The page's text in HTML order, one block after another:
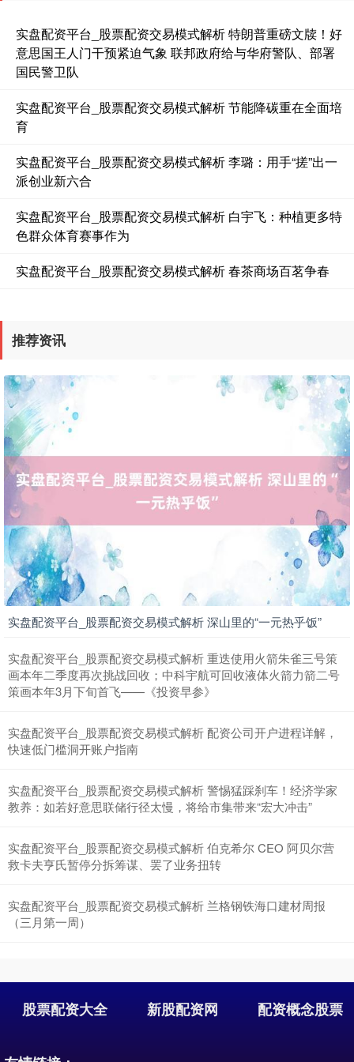
实盘配资平台_股票配资交易模式解析 特朗普重磅文牍！好
意思国王人门干预紧迫气象 联邦政府给与华府警队、部署
国民警卫队
实盘配资平台_股票配资交易模式解析 节能降碳重在全面培
育
实盘配资平台_股票配资交易模式解析 李璐：用手“搓”出一
派创业新六合
实盘配资平台_股票配资交易模式解析 白宇飞：种植更多特
色群众体育赛事作为
实盘配资平台_股票配资交易模式解析 春茶商场百茗争春
推荐资讯
实盘配资平台_股票配资交易模式解析 深山里的“一元热乎饭”
实盘配资平台_股票配资交易模式解析 重迭使用火箭朱雀三号策
画本年二季度再次挑战回收；中科宇航可回收液体火箭力箭二号
策画本年3月下旬首飞——《投资早参》
实盘配资平台_股票配资交易模式解析 配资公司开户进程详解，
快速低门槛洞开账户指南
实盘配资平台_股票配资交易模式解析 警惕猛踩刹车！经济学家
教养：如若好意思联储行径太慢，将给市集带来“宏大冲击”
实盘配资平台_股票配资交易模式解析 伯克希尔 CEO 阿贝尔营
救卡夫亨氏暂停分拆筹谋、罢了业务扭转
实盘配资平台_股票配资交易模式解析 兰格钢铁海口建材周报
（三月第一周）
股票配资大全 新股配资网 配资概念股票